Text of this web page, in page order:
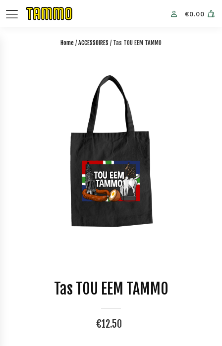
€0.00
Home / ACCESSOIRES / Tas TOU EEM TAMMO
Tas TOU EEM TAMMO
€12.50